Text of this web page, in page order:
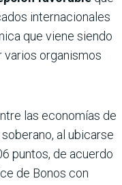
internacionales
que viene siendo
varios organismos
las economías de
al ubicarse
puntos, de acuerdo
de Bonos con